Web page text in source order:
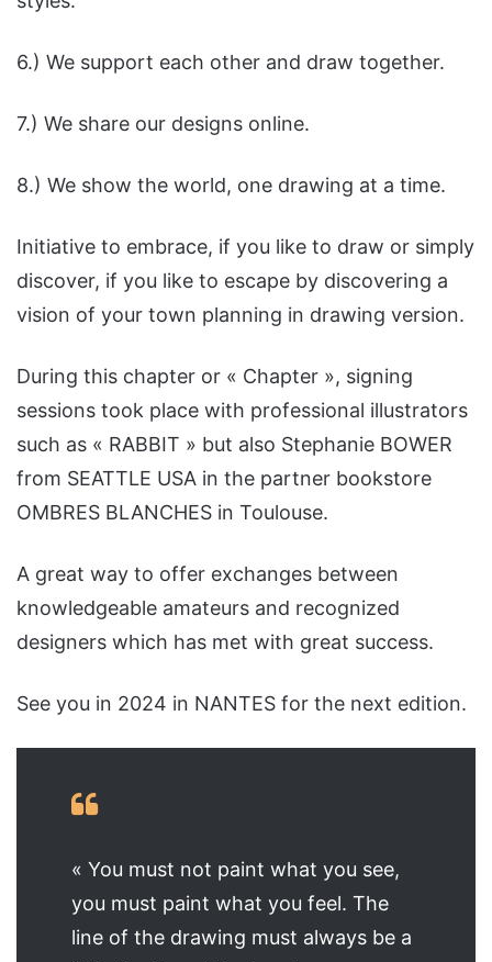
6.) We support each other and draw together.
7.) We share our designs online.
8.) We show the world, one drawing at a time.
Initiative to embrace, if you like to draw or simply
discover, if you like to escape by discovering a
vision of your town planning in drawing version.
During this chapter or « Chapter », signing
sessions took place with professional illustrators
such as « RABBIT » but also Stephanie BOWER
from SEATTLE USA in the partner bookstore
OMBRES BLANCHES in Toulouse.
A great way to offer exchanges between
knowledgeable amateurs and recognized
designers which has met with great success.
See you in 2024 in NANTES for the next edition.
« You must not paint what you see,
you must paint what you feel. The
line of the drawing must always be a